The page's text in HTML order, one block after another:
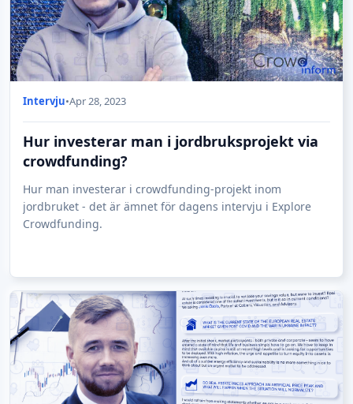
Intervju•Apr 28, 2023
Hur investerar man i jordbruksprojekt via
crowdfunding?
Hur man investerar i crowdfunding-projekt inom
jordbruket - det är ämnet för dagens intervju i Explore
Crowdfunding.